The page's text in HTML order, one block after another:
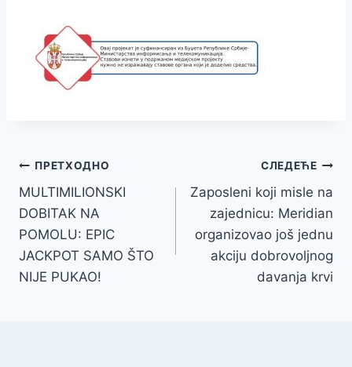
Кретање
чланка
ПРЕТХОДНО
MULTIMILIONSKI
DOBITAK NA
POMOLU: EPIC
JACKPOT SAMO ŠTO
NIJE PUKAO!
СЛЕДЕЋЕ
Zaposleni koji misle na
zajednicu: Meridian
organizovao još jednu
akciju dobrovoljnog
davanja krvi